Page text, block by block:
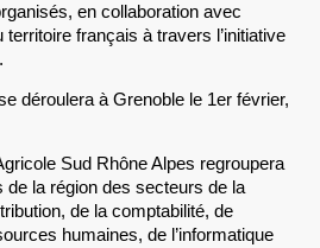
en collaboration avec
territoire français à travers l’initiative
déroulera à Grenoble le 1er février,
Sud Rhône Alpes regroupera
de la région des secteurs de la
de la comptabilité, de
humaines, de l’informatique